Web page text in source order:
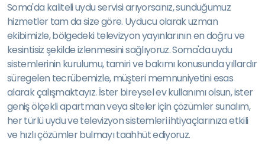
Soma'da kaliteli uydu servisi arıyorsanız, sunduğumuz
hizmetler tam da size göre. Uyducu olarak uzman
ekibimizle, bölgedeki televizyon yayınlarının en doğru ve
kesintisiz şekilde izlenmesini sağlıyoruz. Soma'da uydu
sistemlerinin kurulumu, tamiri ve bakımı konusunda yıllardır
süregelen tecrübemizle, müşteri memnuniyetini esas
alarak çalışmaktayız. İster bireysel ev kullanımı olsun, ister
geniş ölçekli apartman veya siteler için çözümler sunalım,
her türlü uydu ve televizyon sistemleri ihtiyaçlarınıza etkili
ve hızlı çözümler bulmayı taahhüt ediyoruz.